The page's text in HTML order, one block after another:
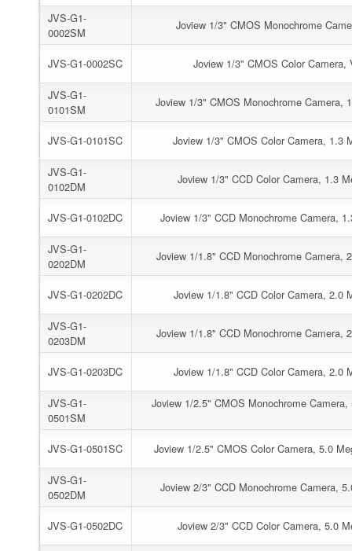
JVS-G1-
0002SM
Joview 1/3" CMOS Monochrome
JVS-G1-0002SC Joview 1/3" CMOS Color
JVS-G1-
0101SM
Joview 1/3" CMOS Monochrome Camera,
JVS-G1-0101SC Joview 1/3" CMOS Color Camera, 1.3
JVS-G1-
0102DM
Joview 1/3" CCD Color Camera, 1.3
JVS-G1-0102DC Joview 1/3" CCD Monochrome Camera,
JVS-G1-
0202DM
Joview 1/1.8" CCD Monochrome Camera,
JVS-G1-0202DC Joview 1/1.8" CCD Color Camera, 2.0
JVS-G1-
0203DM
Joview 1/1.8" CCD Monochrome Camera,
JVS-G1-0203DC Joview 1/1.8" CCD Color Camera, 2.0
JVS-G1-
0501SM
Joview 1/2.5" CMOS Monochrome
JVS-G1-0501SC Joview 1/2.5" CMOS Color Camera, 5.0
JVS-G1-
0502DM
Joview 2/3" CCD Monochrome Camera,
JVS-G1-0502DC Joview 2/3" CCD Color Camera, 5.0